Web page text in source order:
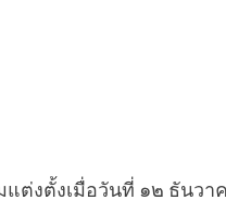
แต่งตั้งเมื่อวันที่ ๑๒ ธันว